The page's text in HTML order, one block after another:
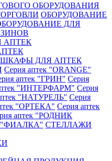
ОБОРУДОВАНИЯ
ОБОРУДОВАНИЕ
ДЛЯ
ШКАФЫ ДЛЯ АПТЕК
Серия аптек "ORANGE"
аптек "ГРИН" Серия
"ИНТЕРФАРМ" Серия
"НАТУРЕЛЬ" Серия
"ОРТЕКА" Серия аптек
аптек "РОДНИК
"ФИАЛКА" СТЕЛЛАЖИ